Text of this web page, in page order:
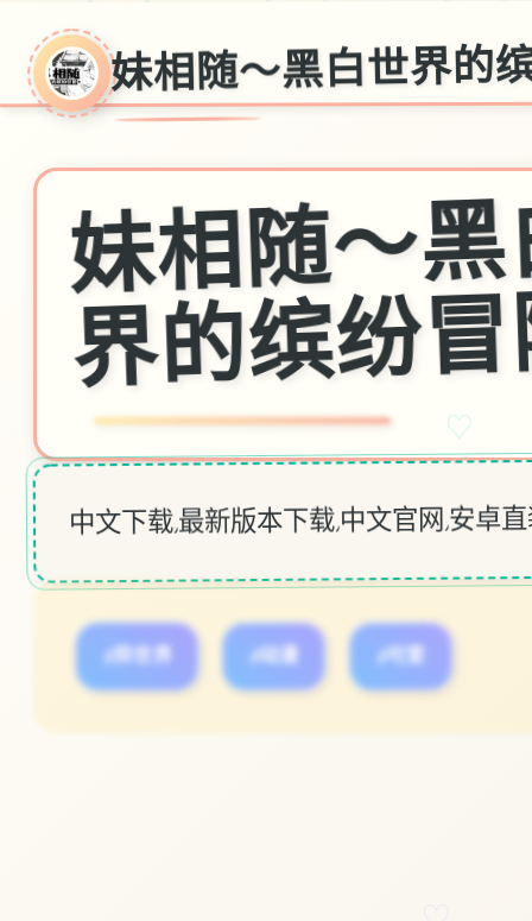
妹相随～黑白世界的
中文下载,最新版本下载,中文官网,安卓
#异世界 #动漫 #可爱
♡